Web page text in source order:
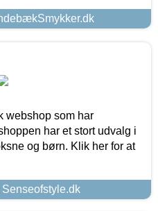
webshop som har
har et stort udvalg i
og børn. Klik her for at